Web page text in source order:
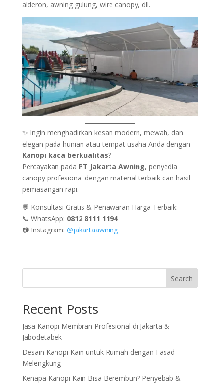
alderon, awning gulung, wire canopy, dll.
✨ Ingin menghadirkan kesan modern, mewah, dan
elegan pada hunian atau tempat usaha Anda dengan
Kanopi kaca berkualitas?
Percayakan pada PT Jakarta Awning, penyedia
canopy profesional dengan material terbaik dan hasil
pemasangan rapi.
💬 Konsultasi Gratis & Penawaran Harga Terbaik:
📞 WhatsApp: 0812 8111 1194
📷 Instagram: @jakartaawning
Search
Recent Posts
Jasa Kanopi Membran Profesional di Jakarta &
Jabodetabek
Desain Kanopi Kain untuk Rumah dengan Fasad
Melengkung
Kenapa Kanopi Kain Bisa Berembun? Penyebab &